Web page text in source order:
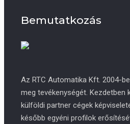
Bemutatkozás
Az RTC Automatika Kft. 2004-
meg tevékenységét. Kezdetben
külföldi partner cégek
később egyéni profilok